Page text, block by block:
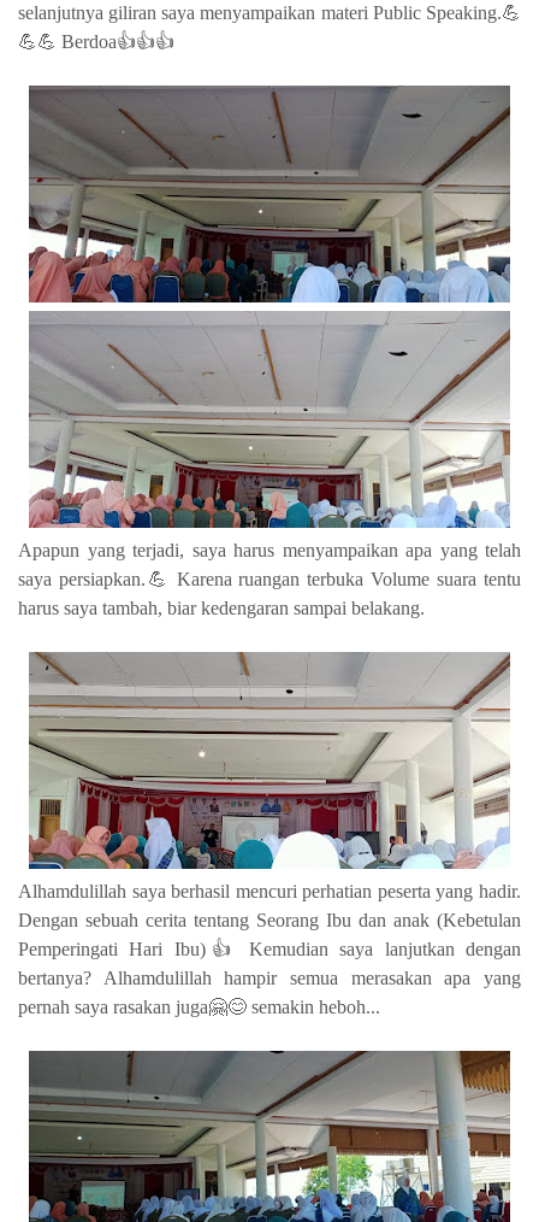
selanjutnya giliran saya menyampaikan materi Public Speaking.💪
💪💪 Berdoa👍👍👍
Apapun yang terjadi, saya harus menyampaikan apa yang telah
saya persiapkan.💪 Karena ruangan terbuka Volume suara tentu
harus saya tambah, biar kedengaran sampai belakang.
Alhamdulillah saya berhasil mencuri perhatian peserta yang hadir.
Dengan sebuah cerita tentang Seorang Ibu dan anak (Kebetulan
Pemperingati Hari Ibu)👍 Kemudian saya lanjutkan dengan
bertanya? Alhamdulillah hampir semua merasakan apa yang
pernah saya rasakan juga🤗😊 semakin heboh...